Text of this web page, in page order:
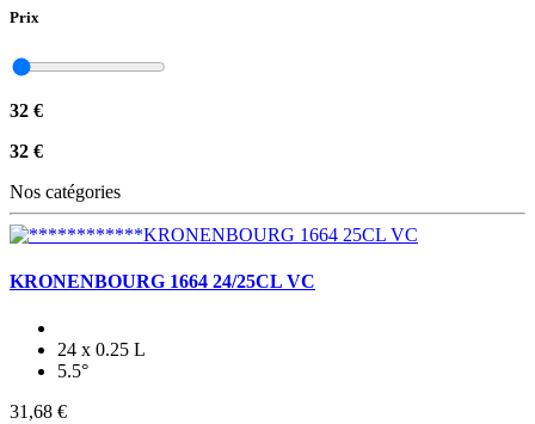
Prix
32 €
32 €
Nos catégories
KRONENBOURG 1664 24/25CL VC
24 x 0.25 L
5.5°
31,68 €